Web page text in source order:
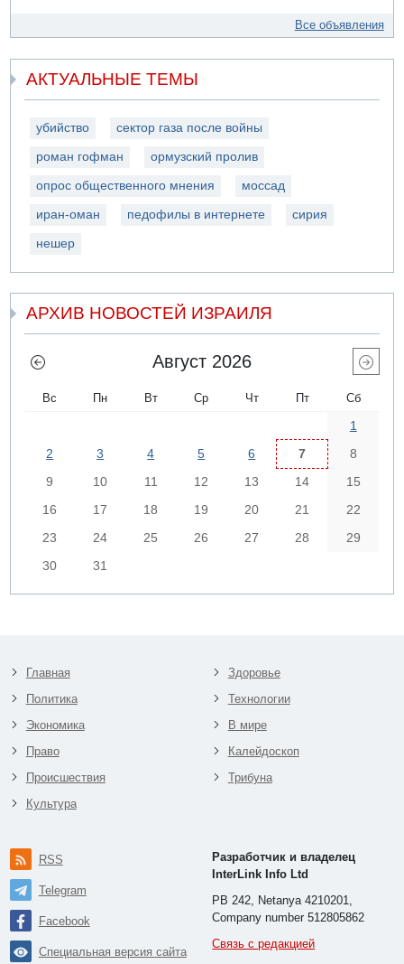
Все объявления
АКТУАЛЬНЫЕ ТЕМЫ
убийство сектор газа после войны
роман гофман ормузский пролив
опрос общественного мнения моссад
иран-оман педофилы в интернете сирия
нешер
АРХИВ НОВОСТЕЙ ИЗРАИЛЯ
Август 2026
Вс Пн Вт Ср Чт Пт Сб
1
2
3 4 5 6 7
8
9
10 11 12 13 14
15
16
17 18 19 20 21
22
23
24 25 26 27 28
29
30
31
Главная
Политика
Экономика
Право
Происшествия
Культура
Здоровье
Технологии
В мире
Калейдоскоп
Трибуна
RSS
Telegram
Facebook
Специальная версия сайта
Разработчик и владелец
InterLink Info Ltd
PB 242, Netanya 4210201,
Company number 512805862
Связь с редакцией